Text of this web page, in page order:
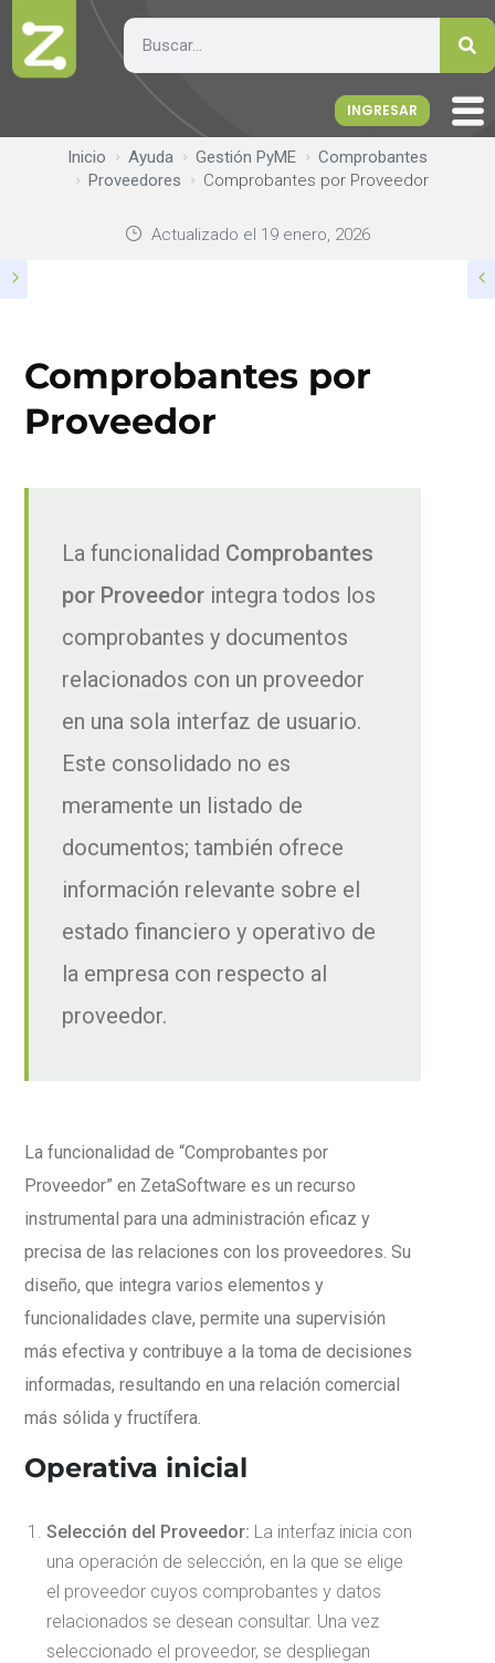
INGRESAR
Inicio Ayuda Gestión PyME
Comprobantes
Proveedores
Comprobantes por Proveedor
Actualizado el 19 enero, 2026
Comprobantes por
Proveedor
La funcionalidad Comprobantes
por Proveedor integra todos los
comprobantes y documentos
relacionados con un proveedor
en una sola interfaz de usuario.
Este consolidado no es
meramente un listado de
documentos; también ofrece
información relevante sobre el
estado financiero y operativo de
la empresa con respecto al
proveedor.
La funcionalidad de “Comprobantes por
Proveedor” en ZetaSoftware es un recurso
instrumental para una administración eficaz y
precisa de las relaciones con los proveedores. Su
diseño, que integra varios elementos y
funcionalidades clave, permite una supervisión
más efectiva y contribuye a la toma de decisiones
informadas, resultando en una relación comercial
más sólida y fructífera.
Operativa inicial
Selección del Proveedor: La interfaz inicia con
una operación de selección, en la que se elige
el proveedor cuyos comprobantes y datos
relacionados se desean consultar. Una vez
seleccionado el proveedor, se despliegan